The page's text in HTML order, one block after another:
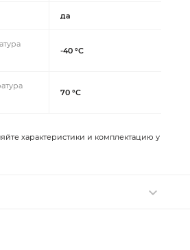
да
-40 °C
70 °C
характеристики и комплектацию у